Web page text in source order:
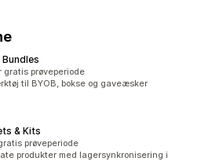
gratis prøveperiode
til BYOB, bokse og gaveæsker
& Kits
prøveperiode
produkter med lagersynkronisering i